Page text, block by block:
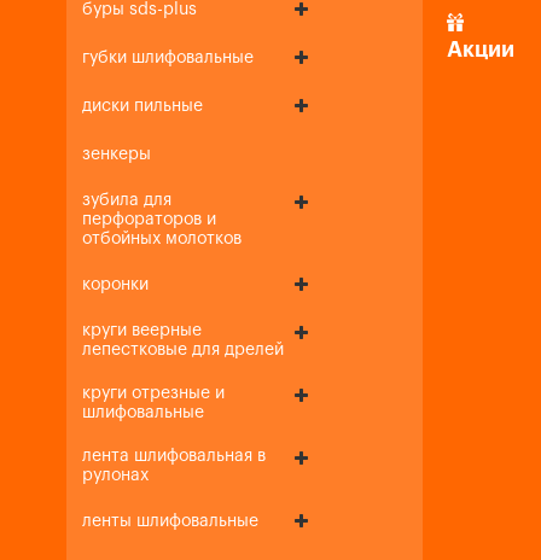
буры sds-plus
губки шлифовальные
диски пильные
зенкеры
зубила для
перфораторов и
отбойных молотков
коронки
круги веерные
лепестковые для дрелей
круги отрезные и
шлифовальные
лента шлифовальная в
рулонах
ленты шлифовальные
Акции